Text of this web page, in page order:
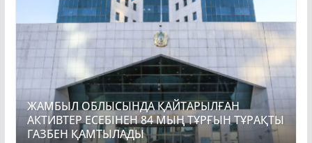
ЖАМБЫЛ ОБЛЫСЫНДА ҚАЙТАРЫЛҒАН
АКТИВТЕР ЕСЕБІНЕН 84 МЫҢ ТҰРҒЫН ТҰРАҚТЫ
ГАЗБЕН ҚАМТЫЛАДЫ